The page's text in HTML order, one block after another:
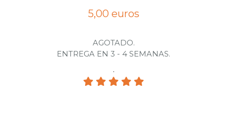
5,00 euros
AGOTADO.
ENTREGA EN 3 - 4 SEMANAS.
.